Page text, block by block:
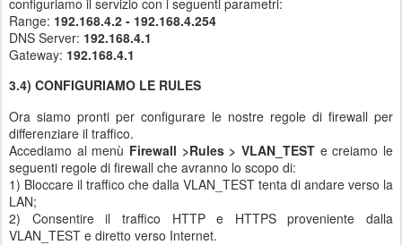
Range: 192.168.4.2 - 192.168.4.254
DNS Server: 192.168.4.1
Gateway: 192.168.4.1
3.4) CONFIGURIAMO LE RULES
Ora siamo pronti per configurare le nostre regole di firewall per
differenziare il traffico.
Accediamo al menù Firewall >Rules > VLAN_TEST e creiamo le
seguenti regole di firewall che avranno lo scopo di:
1) Bloccare il traffico che dalla VLAN_TEST tenta di andare verso la
LAN;
2) Consentire il traffico HTTP e HTTPS proveniente dalla
VLAN_TEST e diretto verso Internet.